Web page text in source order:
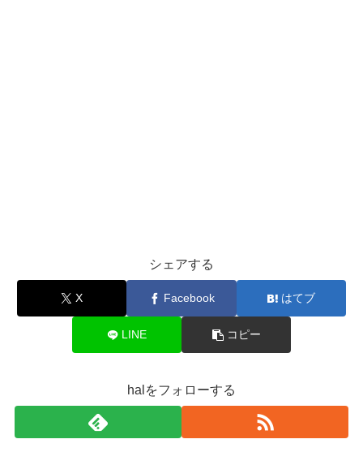
シェアする
X Facebook はてブ
LINE コピー
halをフォローする